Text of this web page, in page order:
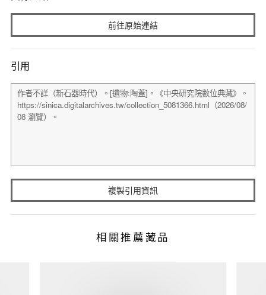
前往原始連結
引用
複製引用資訊
相關推薦藏品